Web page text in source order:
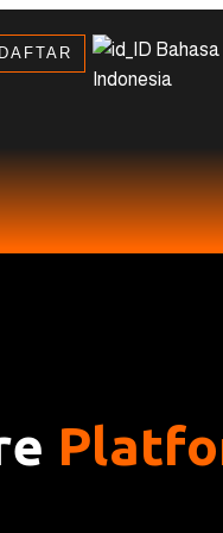
DAFTAR
Bahasa
Indonesia